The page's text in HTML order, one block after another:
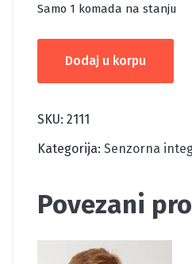
Samo 1 komada na stanju
KVADRATIĆI
Dodaj u korpu
SKU: 2111
Kategorija: Senzorna
Povezani